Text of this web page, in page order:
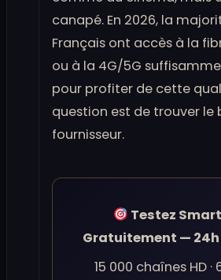
canapé. En 2026, la
Français ont accès à la
ou à la 4G/5G
pour profiter de cette
question est de trouver le
fournisseur.
Testez
Gratuitement —
15 000 chaînes HD ·